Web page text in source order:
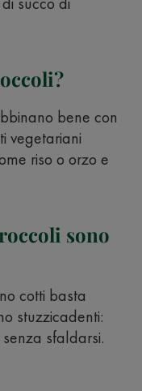
bene con
vegetariani
riso o orzo e
sono
cotti basta
stuzzicadenti:
sfaldarsi.